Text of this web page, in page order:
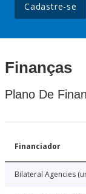
Cadastre-se
Finanças
Plano De
Financiador
Bilateral Agencies